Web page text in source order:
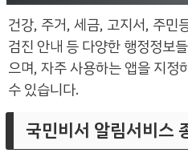
건강, 주거, 세금, 고지서, 주민
검진 안내 등 다양한 행정정보
으며, 자주 사용하는 앱을 지정
수 있습니다.
국민비서 알림서비스